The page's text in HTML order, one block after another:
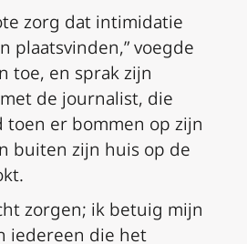
zorg dat intimidatie
plaatsvinden,” voegde
toe, en sprak zijn
de journalist, die
er bommen op zijn
buiten zijn huis op de
zorgen; ik betuig mijn
iedereen die het